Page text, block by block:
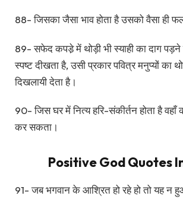
88- जिसका जैसा भाव होता है उसको वैसा ही
89- सफेद कपडे़ में थोड़ी भी स्याही का दाग
स्पष्ट दीखता है, उसी प्रकार पवित्र मनुप्यों का
दिखलायी देता है।
90- जिस घर में नित्य हरि-संकीर्तन होता है वहाँ
कर सकता।
Positive God Quotes
91- जब भगवान के आश्रित हो रहे हो तो यह न